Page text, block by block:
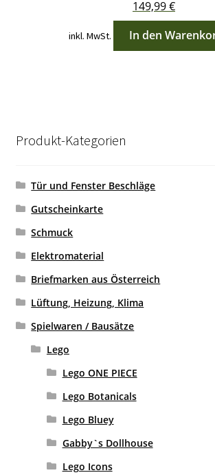
149,99€
inkl. MwSt. In den
Produkt-Kategorien
Tür und Fenster Beschläge
Gutscheinkarte
Schmuck
Elektromaterial
Briefmarken aus Österreich
Lüftung, Heizung, Klima
Spielwaren / Bausätze
Lego
Lego ONE PIECE
Lego Botanicals
Lego Bluey
Gabby`s Dollhouse
Lego Icons